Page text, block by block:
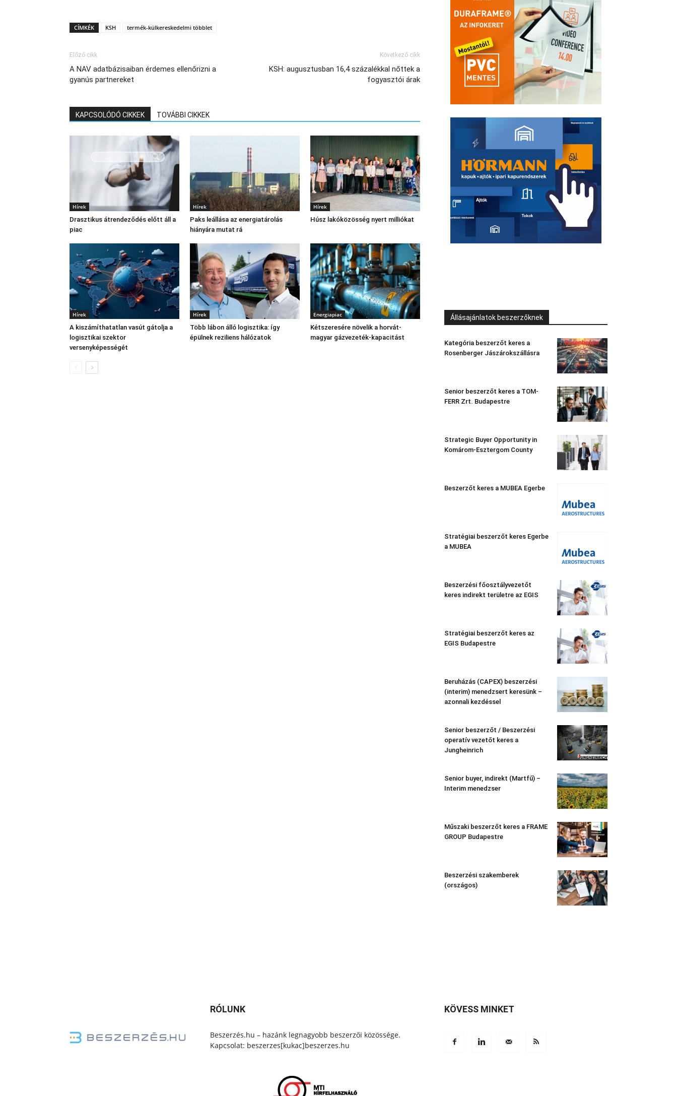
CÍMKÉK KSH termék-külkereskedelmi többlet
Előző cikk
A NAV adatbázisaiban érdemes ellenőrizni a
gyanús partnereket
Következő cikk
KSH: augusztusban 16,4 százalékkal nőttek a
fogyasztói árak
KAPCSOLÓDÓ CIKKEK TOVÁBBI CIKKEK
Hírek
Drasztikus átrendeződés előtt áll a
piac
Hírek
Paks leállása az energiatárolás
hiányára mutat rá
Hírek
Húsz lakóközösség nyert milliókat
Hírek
A kiszámíthatatlan vasút gátolja a
logisztikai szektor
versenyképességét
Hírek
Több lábon álló logisztika: így
épülnek reziliens hálózatok
Energiapiac
Kétszeresére növelik a horvát-
magyar gázvezeték-kapacitást
Állásajánlatok beszerzőknek
Kategória beszerzőt keres a
Rosenberger Jászárokszállásra
Senior beszerzőt keres a TOM-
FERR Zrt. Budapestre
Strategic Buyer Opportunity in
Komárom-Esztergom County
Beszerzőt keres a MUBEA Egerbe
Stratégiai beszerzőt keres Egerbe
a MUBEA
Beszerzési főosztályvezetőt
keres indirekt területre az EGIS
Stratégiai beszerzőt keres az
EGIS Budapestre
Beruházás (CAPEX) beszerzési
(interim) menedzsert keresünk –
azonnali kezdéssel
Senior beszerzőt / Beszerzési
operatív vezetőt keres a
Jungheinrich
Senior buyer, indirekt (Martfű) –
Interim menedzser
Műszaki beszerzőt keres a FRAME
GROUP Budapestre
Beszerzési szakemberek
(országos)
RÓLUNK
Beszerzés.hu – hazánk legnagyobb beszerzői közössége.
Kapcsolat: beszerzes[kukac]beszerzes.hu
KÖVESS MINKET